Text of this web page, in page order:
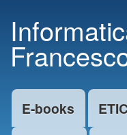
main
Main menu
E-books